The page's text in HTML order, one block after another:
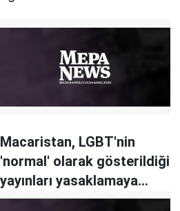
Macaristan, LGBT'nin
'normal' olarak gösterildiği
yayınları yasaklamaya
hazırlanıyor